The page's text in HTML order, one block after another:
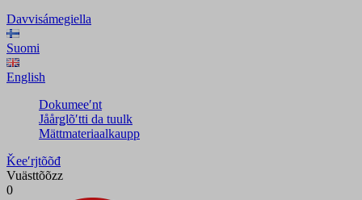
Davvisámegiella
Suomi
English
Dokumeeʹnt
Jåårǥlõʹtti da tuulk
Mättmateriaalkaupp
Ǩeeʹrjtõõđ
Vuästtõõzz
0